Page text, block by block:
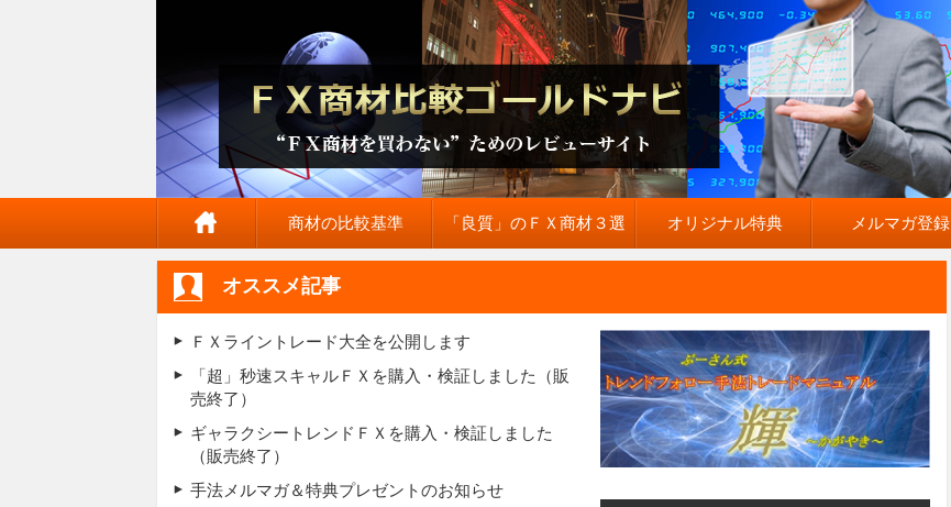
商材の比較基準 「良質」のＦＸ商材３選 オリジナル特典 メルマガ登録
オススメ記事
ＦＸライントレード大全を公開します
「超」秒速スキャルＦＸを購入・検証しました（販
売終了）
ギャラクシートレンドＦＸを購入・検証しました
（販売終了）
手法メルマガ＆特典プレゼントのお知らせ